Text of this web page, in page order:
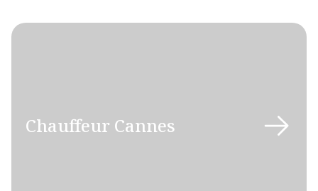
Chauffeur Cannes